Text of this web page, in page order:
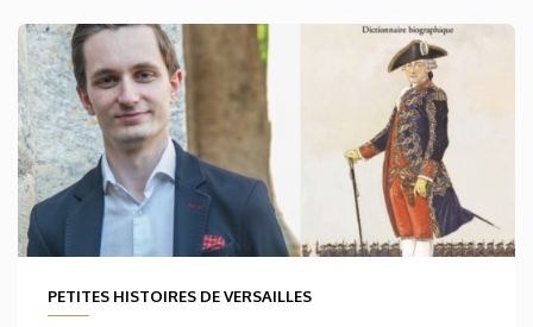
PETITES HISTOIRES DE VERSAILLES